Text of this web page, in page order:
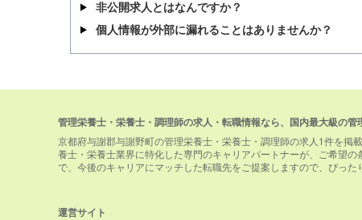
非公開求人とはなんですか？
個人情報が外部に漏れることはありませんか？
管理栄養士・栄養士・調理師の求人・転職情報なら、国内最大級の
京都府与謝郡与謝野町の管理栄養士・栄養士・調理師の求人1件を
養士・栄養士業界に特化した専門のキャリアパートナーが、ご希望
で、今後のキャリアにマッチした転職先をご提案しますので、ぴっ
運営サイト